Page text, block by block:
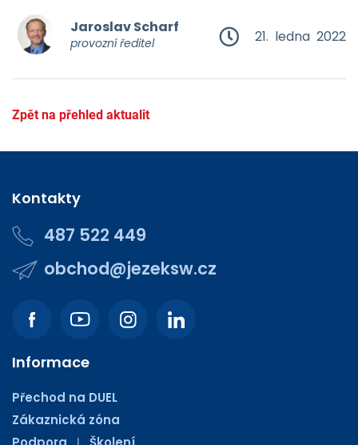
21. ledna 2022
Jaroslav Scharf
provozní ředitel
Zpět na přehled aktualit
Kontakty
487 522 449
obchod@jezeksw.cz
Informace
Přechod na DUEL
Zákaznická zóna